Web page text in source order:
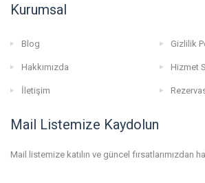
Kurumsal
Blog Gizlilik
Hakkımızda Hizmet
İletişim
Mail Listemize Kaydolun
Mail listemize katılın ve güncel fırsatlarımızdan